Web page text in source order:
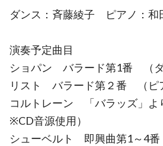
ダンス：斉藤綾子 ピアノ：和
演奏予定曲目
ショパン バラード第1番 （ダ
リスト バラード第２番 （ピ
コルトレーン 「バラッズ」
※CD音源使用）
シューベルト 即興曲第1～4番